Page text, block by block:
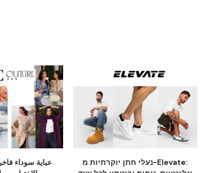
عباية سوداء
נעלי חתן יוקרתיות מ-Elevate: